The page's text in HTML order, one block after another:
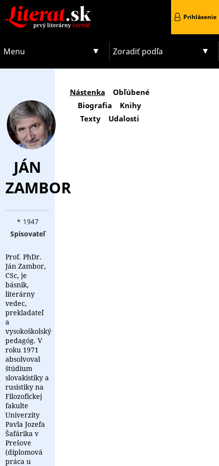
Menu Zoradiť podľa
Prihlásenie
JÁN
ZAMBOR
* 1947
Spisovateľ
Prof. PhDr.
Ján Zambor,
CSc, je
básnik,
literárny
vedec,
prekladateľ
a
vysokoškolský
pedagóg. V
roku 1971
absolvoval
štúdium
slovakistiky a
rusistiky na
Filozofickej
fakulte
Univerzity
Pavla Jozefa
Šafárika v
Prešove
(diplomová
práca u
Nástenka
Obľúbené
Biografia
Knihy
Texty
Udalosti